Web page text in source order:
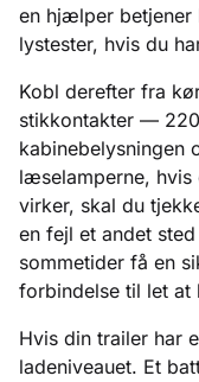
en hjælper betjener
lystester, hvis du
Kobl derefter fra
stikkontakter —
kabinebelysningen
læselamperne, hvis
virker, skal du
en fejl et andet
sommetider få en
forbindelse til let at
Hvis din trailer har
ladeniveauet. Et